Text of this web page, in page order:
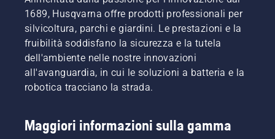
1689, Husqvarna offre prodotti professionali per
silvicoltura, parchi e giardini. Le prestazioni e la
fruibilità soddisfano la sicurezza e la tutela
dell'ambiente nelle nostre innovazioni
all'avanguardia, in cui le soluzioni a batteria e la
robotica tracciano la strada.
Maggiori informazioni sulla gamma